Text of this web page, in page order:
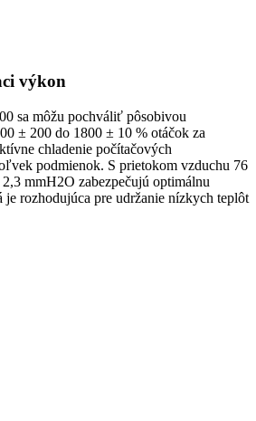
výkon
sa môžu pochváliť pôsobivou
± 200 do 1800 ± 10 % otáčok za
chladenie počítačových
podmienok. S prietokom vzduchu 76
mmH2O zabezpečujú optimálnu
rozhodujúca pre udržanie nízkych teplôt